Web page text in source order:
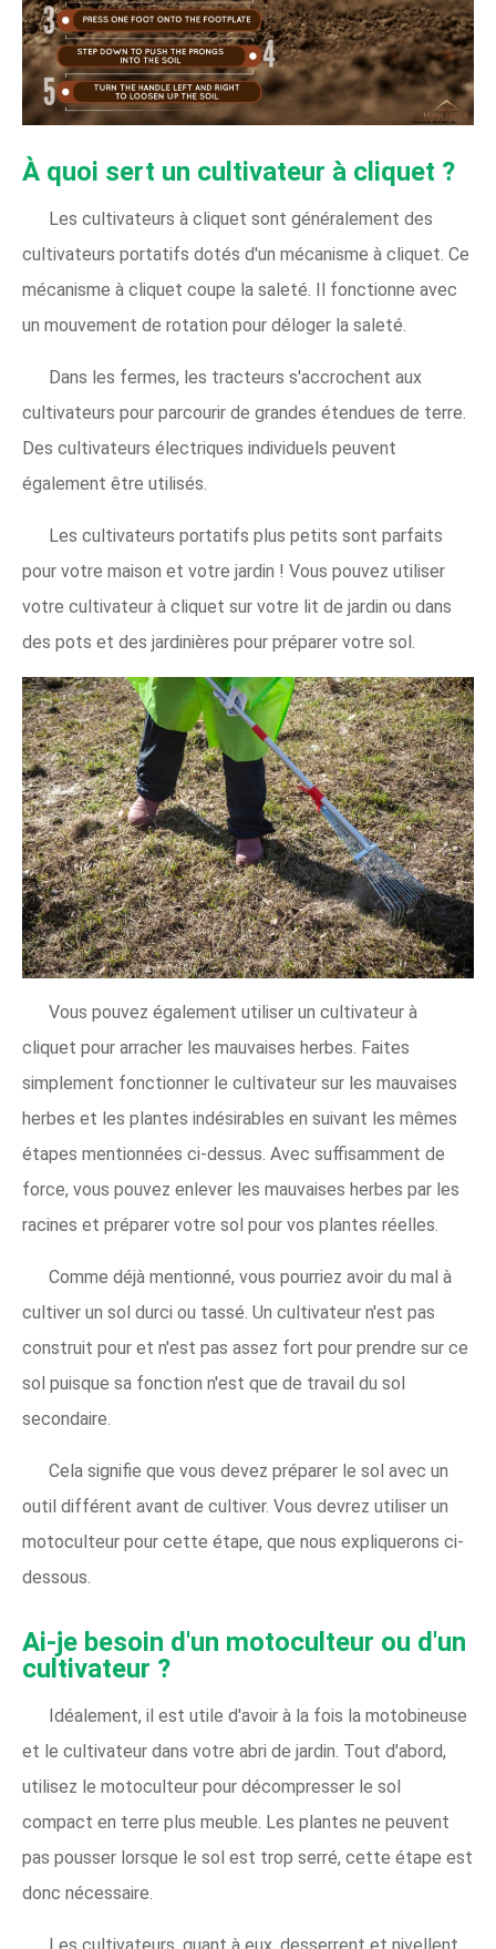
À quoi sert un cultivateur à cliquet ?
Les cultivateurs à cliquet sont généralement des
cultivateurs portatifs dotés d'un mécanisme à cliquet. Ce
mécanisme à cliquet coupe la saleté. Il fonctionne avec
un mouvement de rotation pour déloger la saleté.
Dans les fermes, les tracteurs s'accrochent aux
cultivateurs pour parcourir de grandes étendues de terre.
Des cultivateurs électriques individuels peuvent
également être utilisés.
Les cultivateurs portatifs plus petits sont parfaits
pour votre maison et votre jardin ! Vous pouvez utiliser
votre cultivateur à cliquet sur votre lit de jardin ou dans
des pots et des jardinières pour préparer votre sol.
Vous pouvez également utiliser un cultivateur à
cliquet pour arracher les mauvaises herbes. Faites
simplement fonctionner le cultivateur sur les mauvaises
herbes et les plantes indésirables en suivant les mêmes
étapes mentionnées ci-dessus. Avec suffisamment de
force, vous pouvez enlever les mauvaises herbes par les
racines et préparer votre sol pour vos plantes réelles.
Comme déjà mentionné, vous pourriez avoir du mal à
cultiver un sol durci ou tassé. Un cultivateur n'est pas
construit pour et n'est pas assez fort pour prendre sur ce
sol puisque sa fonction n'est que de travail du sol
secondaire.
Cela signifie que vous devez préparer le sol avec un
outil différent avant de cultiver. Vous devrez utiliser un
motoculteur pour cette étape, que nous expliquerons ci-
dessous.
Ai-je besoin d'un motoculteur ou d'un
cultivateur ?
Idéalement, il est utile d'avoir à la fois la motobineuse
et le cultivateur dans votre abri de jardin. Tout d'abord,
utilisez le motoculteur pour décompresser le sol
compact en terre plus meuble. Les plantes ne peuvent
pas pousser lorsque le sol est trop serré, cette étape est
donc nécessaire.
Les cultivateurs, quant à eux, desserrent et nivellent